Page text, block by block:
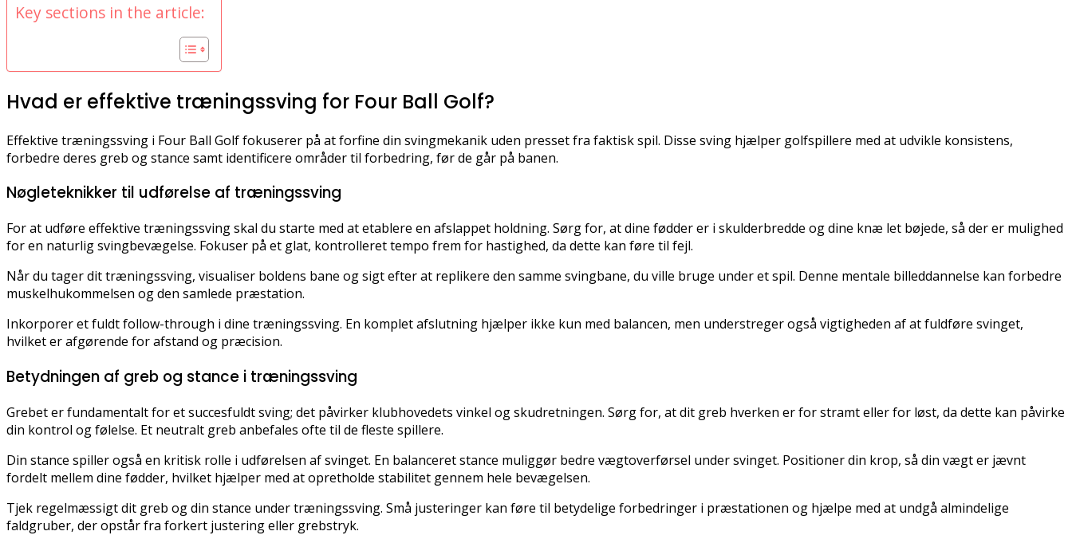
Key sections in the article:
Hvad er effektive træningssving for Four Ball Golf?
Effektive træningssving i Four Ball Golf fokuserer på at forfine din svingmekanik uden presset fra faktisk spil. Disse sving hjælper golfspillere med at udvikle konsistens,
forbedre deres greb og stance samt identificere områder til forbedring, før de går på banen.
Nøgleteknikker til udførelse af træningssving
For at udføre effektive træningssving skal du starte med at etablere en afslappet holdning. Sørg for, at dine fødder er i skulderbredde og dine knæ let bøjede, så der er mulighed
for en naturlig svingbevægelse. Fokuser på et glat, kontrolleret tempo frem for hastighed, da dette kan føre til fejl.
Når du tager dit træningssving, visualiser boldens bane og sigt efter at replikere den samme svingbane, du ville bruge under et spil. Denne mentale billeddannelse kan forbedre
muskelhukommelsen og den samlede præstation.
Inkorporer et fuldt follow-through i dine træningssving. En komplet afslutning hjælper ikke kun med balancen, men understreger også vigtigheden af at fuldføre svinget,
hvilket er afgørende for afstand og præcision.
Betydningen af greb og stance i træningssving
Grebet er fundamentalt for et succesfuldt sving; det påvirker klubhovedets vinkel og skudretningen. Sørg for, at dit greb hverken er for stramt eller for løst, da dette kan påvirke
din kontrol og følelse. Et neutralt greb anbefales ofte til de fleste spillere.
Din stance spiller også en kritisk rolle i udførelsen af svinget. En balanceret stance muliggør bedre vægtoverførsel under svinget. Positioner din krop, så din vægt er jævnt
fordelt mellem dine fødder, hvilket hjælper med at opretholde stabilitet gennem hele bevægelsen.
Tjek regelmæssigt dit greb og din stance under træningssving. Små justeringer kan føre til betydelige forbedringer i præstationen og hjælpe med at undgå almindelige
faldgruber, der opstår fra forkert justering eller grebstryk.